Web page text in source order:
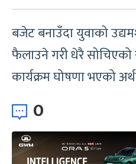
बजेट बनाउँदा युवाको
फैलाउने गरी धेरै
कार्यक्रम घोषणा भएको
0